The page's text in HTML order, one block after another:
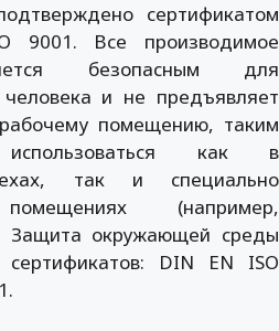
сертификатом
9001. Все производимое
безопасным для
и не предъявляет
помещению, таким
как в
так и специально
помещениях (например,
Защита окружающей среды
DIN EN ISO